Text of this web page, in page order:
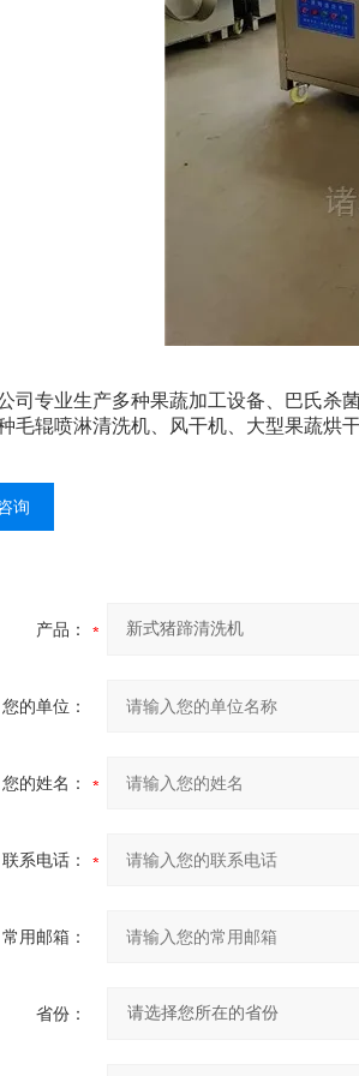
专业生产多种果蔬加工设备、巴氏杀菌
毛辊喷淋清洗机、风干机、大型果蔬烘
询
产品：
您的单位：
您的姓名：
联系电话：
常用邮箱：
省份：